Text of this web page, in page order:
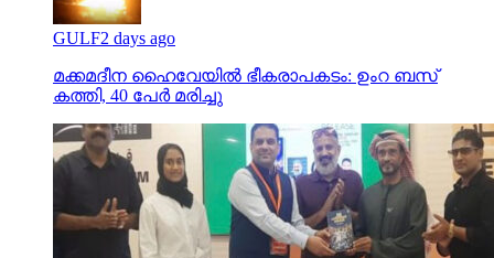
GULF2 days ago
മക്കമദീന ഹൈവേയില്‍ ഭീകരാപകടം: ഉംറ ബസ്
കത്തി, 40 പേര്‍ മരിച്ചു